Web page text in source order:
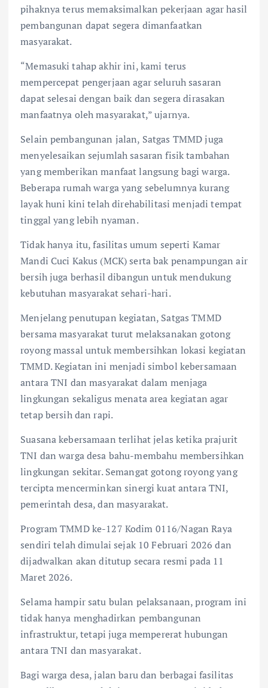
pihaknya terus memaksimalkan pekerjaan agar hasil
pembangunan dapat segera dimanfaatkan
masyarakat.
“Memasuki tahap akhir ini, kami terus
mempercepat pengerjaan agar seluruh sasaran
dapat selesai dengan baik dan segera dirasakan
manfaatnya oleh masyarakat,” ujarnya.
Selain pembangunan jalan, Satgas TMMD juga
menyelesaikan sejumlah sasaran fisik tambahan
yang memberikan manfaat langsung bagi warga.
Beberapa rumah warga yang sebelumnya kurang
layak huni kini telah direhabilitasi menjadi tempat
tinggal yang lebih nyaman.
Tidak hanya itu, fasilitas umum seperti Kamar
Mandi Cuci Kakus (MCK) serta bak penampungan air
bersih juga berhasil dibangun untuk mendukung
kebutuhan masyarakat sehari-hari.
Menjelang penutupan kegiatan, Satgas TMMD
bersama masyarakat turut melaksanakan gotong
royong massal untuk membersihkan lokasi kegiatan
TMMD. Kegiatan ini menjadi simbol kebersamaan
antara TNI dan masyarakat dalam menjaga
lingkungan sekaligus menata area kegiatan agar
tetap bersih dan rapi.
Suasana kebersamaan terlihat jelas ketika prajurit
TNI dan warga desa bahu-membahu membersihkan
lingkungan sekitar. Semangat gotong royong yang
tercipta mencerminkan sinergi kuat antara TNI,
pemerintah desa, dan masyarakat.
Program TMMD ke-127 Kodim 0116/Nagan Raya
sendiri telah dimulai sejak 10 Februari 2026 dan
dijadwalkan akan ditutup secara resmi pada 11
Maret 2026.
Selama hampir satu bulan pelaksanaan, program ini
tidak hanya menghadirkan pembangunan
infrastruktur, tetapi juga mempererat hubungan
antara TNI dan masyarakat.
Bagi warga desa, jalan baru dan berbagai fasilitas